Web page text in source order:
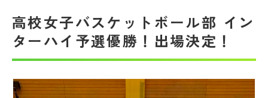
私学探検隊
高校女子バスケットボール部 イン
ターハイ予選優勝！出場決定！